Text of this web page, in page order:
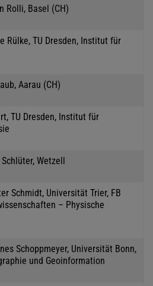
Rolli, Basel (CH)
Rülke, TU Dresden, Institut für
Aarau (CH)
TU Dresden, Institut für
Wetzell
Schmidt, Universität Trier, FB
– Physische
Schoppmeyer, Universität Bonn,
und Geoinformation